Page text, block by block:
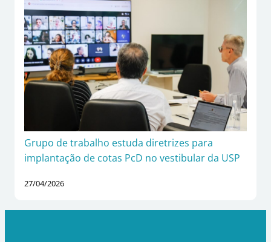
Grupo de trabalho estuda diretrizes para
implantação de cotas PcD no vestibular da USP
27/04/2026